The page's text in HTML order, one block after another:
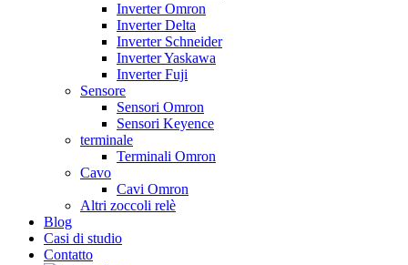
Inverter Omron
Inverter Delta
Inverter Schneider
Inverter Yaskawa
Inverter Fuji
Sensore
Sensori Omron
Sensori Keyence
terminale
Terminali Omron
Cavo
Cavi Omron
Altri zoccoli relè
Blog
Casi di studio
Contatto